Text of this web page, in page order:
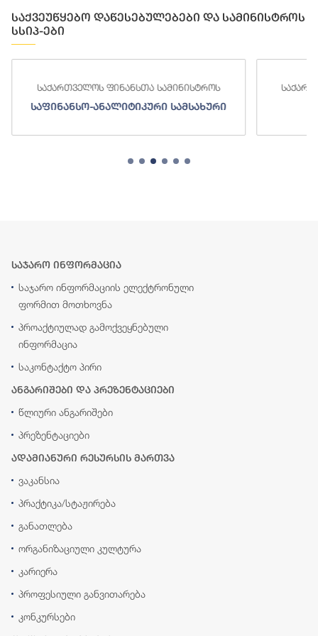
საქვეუწყებო დაწესებულებები და სამინისტროს
სსიპ-ები
საქართველოს ფინანსთა სამინისტროს
საფინანსო-ანალიტიკური სამსახური
საჯარო ინფორმაცია
საჯარო ინფორმაციის ელექტრონული
ფორმით მოთხოვნა
პროაქტიულად გამოქვეყნებული
ინფორმაცია
საკონტაქტო პირი
ანგარიშები და პრეზენტაციები
წლიური ანგარიშები
პრეზენტაციები
ადამიანური რესურსის მართვა
ვაკანსია
პრაქტიკა/სტაჟირება
განათლება
ორგანიზაციული კულტურა
კარიერა
პროფესიული განვითარება
კონკურსები